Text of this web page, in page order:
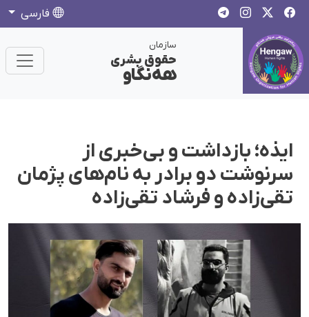
فارسی
سازمان
حقوق بشری
هەنگاو
ایذه؛ بازداشت و بی‌خبری از
سرنوشت دو برادر به نام‌های پژمان
تقی‌زاده و فرشاد تقی‌زاده